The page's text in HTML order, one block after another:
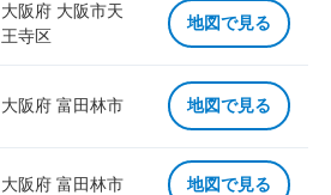
大阪府 大阪市天
王寺区
地図で見る
大阪府 富田林市 地図で見る
大阪府 富田林市 地図で見る